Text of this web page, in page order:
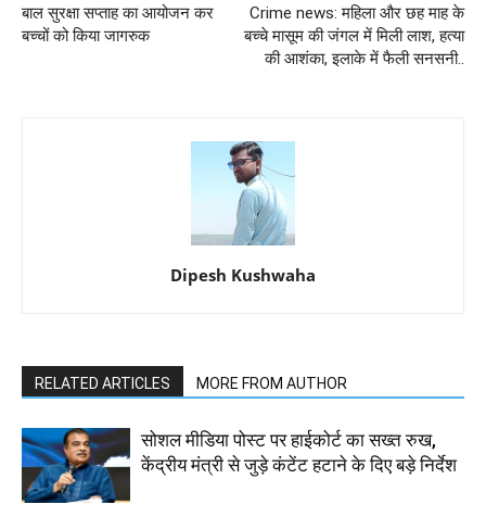
बाल सुरक्षा सप्ताह का आयोजन कर
बच्चों को किया जागरुक
Crime news: महिला और छह माह के
बच्चे मासूम की जंगल में मिली लाश, हत्या
की आशंका, इलाके में फैली सनसनी..
Dipesh Kushwaha
RELATED ARTICLES MORE FROM AUTHOR
सोशल मीडिया पोस्ट पर हाईकोर्ट का सख्त रुख,
केंद्रीय मंत्री से जुड़े कंटेंट हटाने के दिए बड़े निर्देश